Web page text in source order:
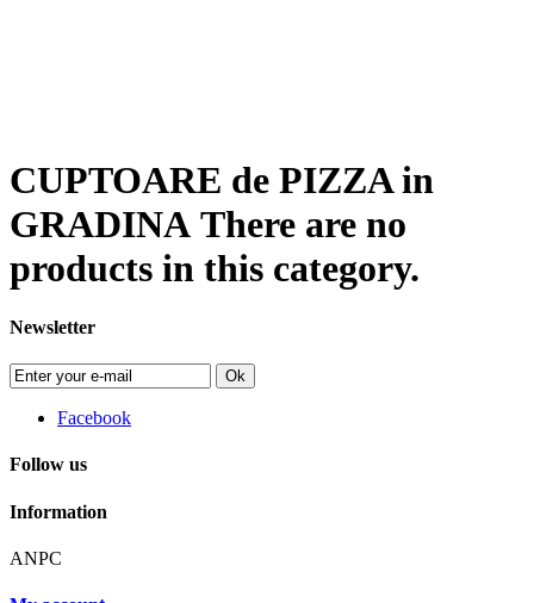
CUPTOARE de PIZZA in
GRADINA There are no
products in this category.
Newsletter
Ok
Facebook
Follow us
Information
ANPC